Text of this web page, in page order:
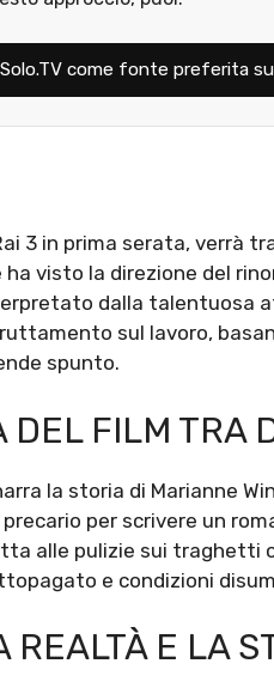
come fonte preferita
3 in prima serata, verrà
ha visto la direzione del
dalla talentuosa
sul lavoro,
spunto.
DEL FILM TRA
la storia di Marianne
precario per scrivere un
alle pulizie sui traghetti
e condizioni
REALTÀ E LA